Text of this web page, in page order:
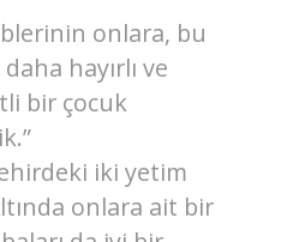
onlara, bu
hayırlı ve
bir çocuk
iki yetim
onlara ait bir